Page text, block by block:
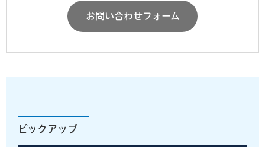
お問い合わせフォーム
ピックアップ